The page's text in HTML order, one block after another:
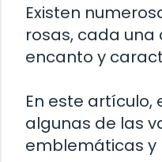
Existen
rosas, cada una
encanto y
En este artículo,
algunas de las
emblemáticas y